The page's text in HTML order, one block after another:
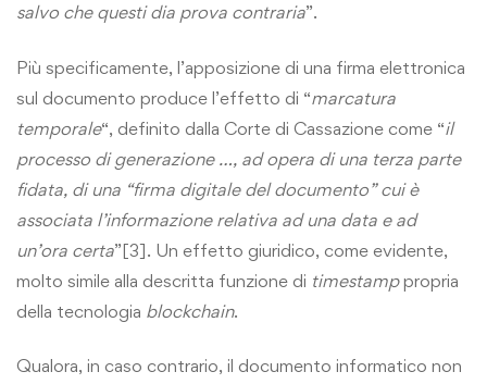
salvo che questi dia prova contraria”.
Più specificamente, l’apposizione di una firma elettronica
sul documento produce l’effetto di “marcatura
temporale“, definito dalla Corte di Cassazione come “il
processo di generazione …, ad opera di una terza parte
fidata, di una “firma digitale del documento” cui è
associata l’informazione relativa ad una data e ad
un’ora certa”[3]. Un effetto giuridico, come evidente,
molto simile alla descritta funzione di timestamppropria
della tecnologia blockchain.
Qualora, in caso contrario, il documento informatico non